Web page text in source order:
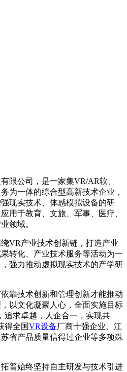
公司，是一家集VR/AR软、
为一体的综合型高新技术企业，
现实技术、体感模拟设备的研
用于教育、文旅、军事、医疗、
领域。
产业技术创新链，打造产业
转化、产业技术服务等活动为一
强力推动虚拟现实技术的产学研
技术创新和管理创新才能推动
以文化凝聚人心，全面实施目标
追求卓越，人企合一，实现共
得全国VR设备厂商十强企业、江
省产品质量信得过企业等多项殊
始终坚持自主研发与技术引进